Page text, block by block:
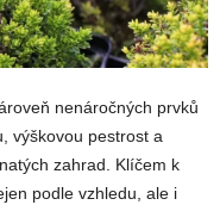
nenáročných prvků
výškovou pestrost a
zahrad. Klíčem k
podle vzhledu, ale i